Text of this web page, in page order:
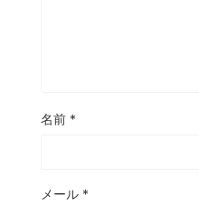
名前 *
メール *